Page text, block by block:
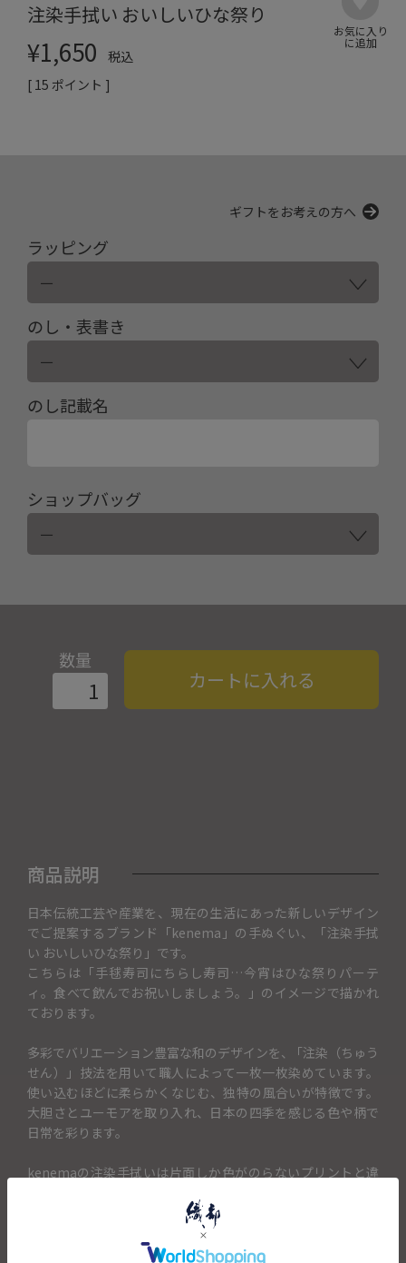
注染手拭い おいしいひな祭り
¥1,650
税込
[ 15 ポイント ]
ギフトをお考えの方へ
ラッピング
のし・表書き
のし記載名
ショップバッグ
数量
カートに入れる
商品説明
日本伝統工芸や産業を、現在の生活にあった新しいデザイン
でご提案するブランド「kenema」の手ぬぐい、「注染手拭
い おいしいひな祭り」です。
こちらは「手毬寿司にちらし寿司…今宵はひな祭りパーテ
ィ。食べて飲んでお祝いしましょう。」のイメージで描かれ
ております。
多彩でバリエーション豊富な和のデザインを、 ｢注染（ちゅう
せん）」技法を用いて職人によって一枚一枚染めています。
使い込むほどに柔らかくなじむ、独特の風合いが特徴です。
大胆さとユーモアを取り入れ、日本の四季を感じる色や柄で
日常を彩ります。
kenemaの注染手拭いは片面しか色がのらないプリントと違
特徴です。また、一度に複数の色を染められ、色と色が混じ
りあう表現ができるので、独特の色合い、また絶妙なタッチ
や立体感が表現できるのも特徴のひとつです。